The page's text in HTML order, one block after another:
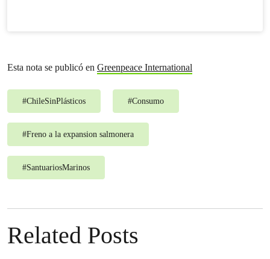
Esta nota se publicó en Greenpeace International
#ChileSinPlásticos #Consumo
#Freno a la expansion salmonera
#SantuariosMarinos
Related Posts